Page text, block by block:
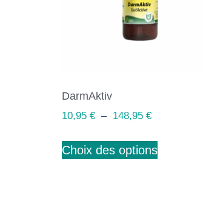
DarmAktiv
10,95 € – 148,95 €
Choix des options